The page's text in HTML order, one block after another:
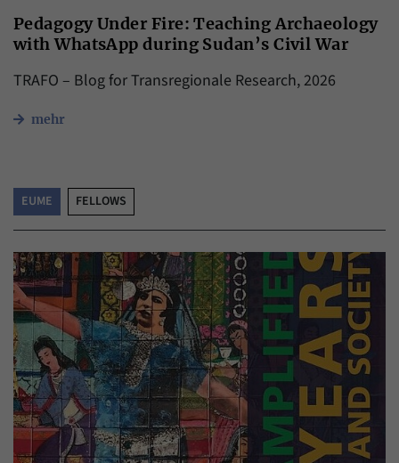
Pedagogy Under Fire: Teaching Archaeology
with WhatsApp during Sudan’s Civil War
TRAFO – Blog for Transregionale Research, 2026
mehr
EUME FELLOWS